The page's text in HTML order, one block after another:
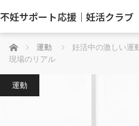
不妊サポート応援｜妊活クラブ
ホーム 運動
妊活中の激しい運
現場のリアル
運動